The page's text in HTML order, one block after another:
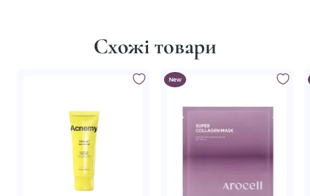
Схожі товари
New